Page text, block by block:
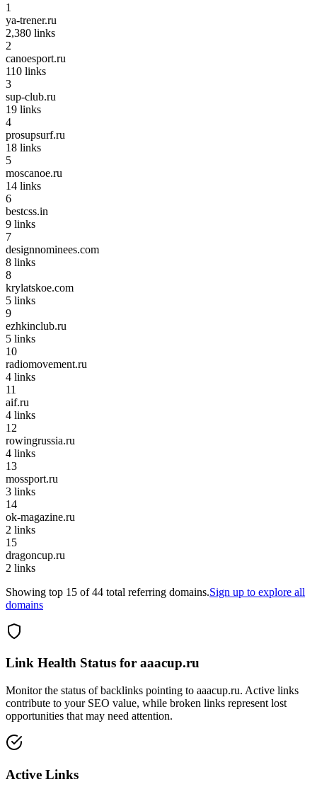
1
ya-trener.ru
2,380 links
2
canoesport.ru
110 links
3
sup-club.ru
19 links
4
prosupsurf.ru
18 links
5
moscanoe.ru
14 links
6
bestcss.in
9 links
7
designnominees.com
8 links
8
krylatskoe.com
5 links
9
ezhkinclub.ru
5 links
10
radiomovement.ru
4 links
11
aif.ru
4 links
12
rowingrussia.ru
4 links
13
mossport.ru
3 links
14
ok-magazine.ru
2 links
15
dragoncup.ru
2 links
Showing top 15 of44 total referring domains.Sign up to explore all
domains
Link Health Status for aaacup.ru
Monitor the status of backlinks pointing to aaacup.ru. Active links
contribute to your SEO value, while broken links represent lost
opportunities that may need attention.
Active Links